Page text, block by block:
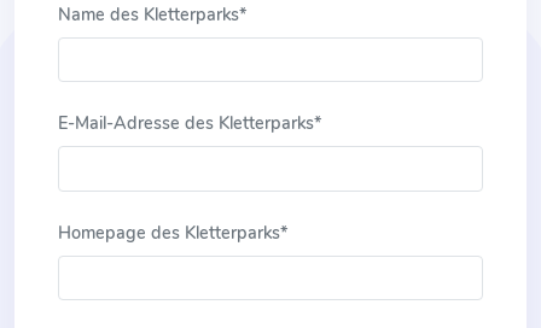
Name des Kletterparks*
E-Mail-Adresse des Kletterparks*
Homepage des Kletterparks*